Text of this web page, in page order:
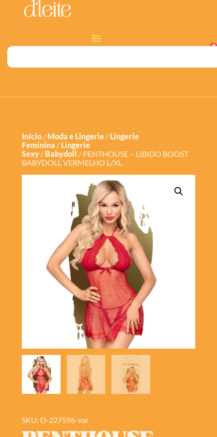
0
Início/ Moda e Lingerie/ Lingerie
Feminina / Lingerie
Sexy/ Babydoll / PENTHOUSE – LIBIDO BOOST
BABYDOLL VERMELHO L/XL
SKU: D-227596-var